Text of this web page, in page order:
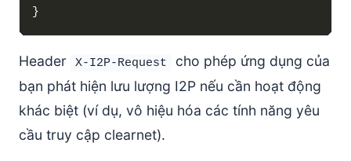
Header X-I2P-Request
cho phép ứng dụng của
bạn phát hiện lưu lượng I2P nếu cần hoạt động
khác biệt (ví dụ, vô hiệu hóa các tính năng yêu
cầu truy cập clearnet).